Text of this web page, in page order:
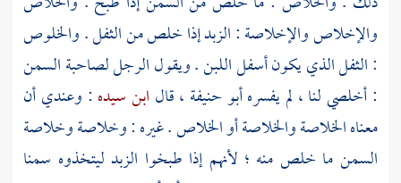
والإخلاص والإخلاصة : الزبد إذا خلص من الثفل . والخلوص
: الثفل الذي يكون أسفل اللبن . ويقول الرجل لصاحبة السمن
: أخلصي لنا ، لم يفسرهأبو حنيفة ، قال ابن سيده : وعندي أن
معناه الخلاصة والخلاصة أو الخلاص . غيره : وخلاصة وخلاصة
السمن ما خلص منه ؛ لأنهم إذا طبخوا الزبد ليتخذوه سمنا